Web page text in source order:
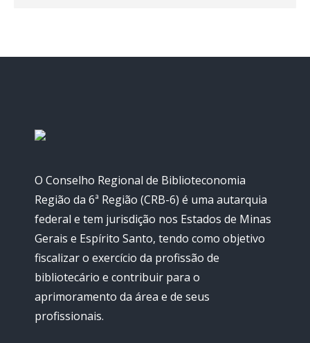
O Conselho Regional de Biblioteconomia
Região da 6ª Região (CRB-6) é uma autarquia
federal e tem jurisdição nos Estados de Minas
Gerais e Espírito Santo, tendo como objetivo
fiscalizar o exercício da profissão de
bibliotecário e contribuir para o
aprimoramento da área e de seus
profissionais.